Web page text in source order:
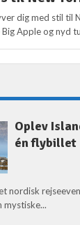
dig med stil til
Apple og nyd
Oplev
én flybillet
nordisk
mystiske...